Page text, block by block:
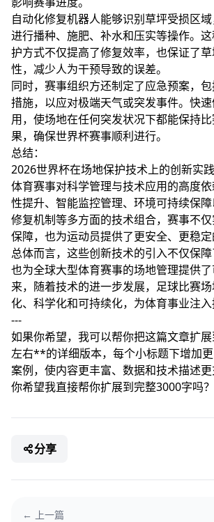
自动化修复机器人能够识别草坪受损区
进行播种、施肥、补水和压实等操作。
护方式不仅提高了修复效率，也保证了
性，减少人为干预导致的误差。
同时，赛事组织方还制定了应急预案，
措施，以应对极端天气或突发事件。快
用，使场地在任何突发状况下都能保持
果，确保世界杯赛事顺利进行。
总结：
2026世界杯在场地保护技术上的创新实
体育赛事对科学管理与技术应用的高度
性提升、智能监控管理、环境可持续保
修复机制等多方面的技术组合，赛事不
保障，也为运动员提供了更安全、更稳定
总体而言，这些创新技术的引入不仅保障
也为全球大型体育赛事的场地管理提供
来，随着技术的进一步发展，足球比赛
化、科学化和可持续化，为体育事业注入
---
如果你希望，我可以帮你把这篇文章扩
左右**的详细版本，每个小标题下增加
案例，使内容更丰富、数据和技术描述更
你希望我直接帮你扩展到完整3000字吗？
分享
← 上一篇